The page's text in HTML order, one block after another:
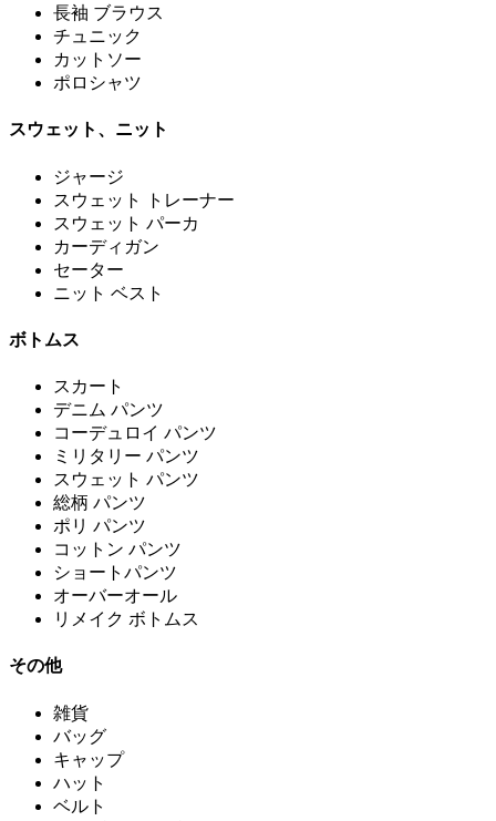
長袖 ブラウス
チュニック
カットソー
ポロシャツ
スウェット、ニット
ジャージ
スウェット トレーナー
スウェット パーカ
カーディガン
セーター
ニット ベスト
ボトムス
スカート
デニム パンツ
コーデュロイ パンツ
ミリタリー パンツ
スウェット パンツ
総柄 パンツ
ポリ パンツ
コットン パンツ
ショートパンツ
オーバーオール
リメイク ボトムス
その他
雑貨
バッグ
キャップ
ハット
ベルト